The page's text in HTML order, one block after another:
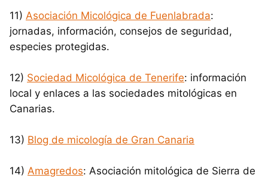
11) Asociación Micológica de Fuenlabrada:
jornadas, información, consejos de seguridad,
especies protegidas.
12) Sociedad Micológica de Tenerife: información
local y enlaces a las sociedades mitológicas en
Canarias.
13) Blog de micología de Gran Canaria
14) Amagredos: Asociación mitológica de Sierra de